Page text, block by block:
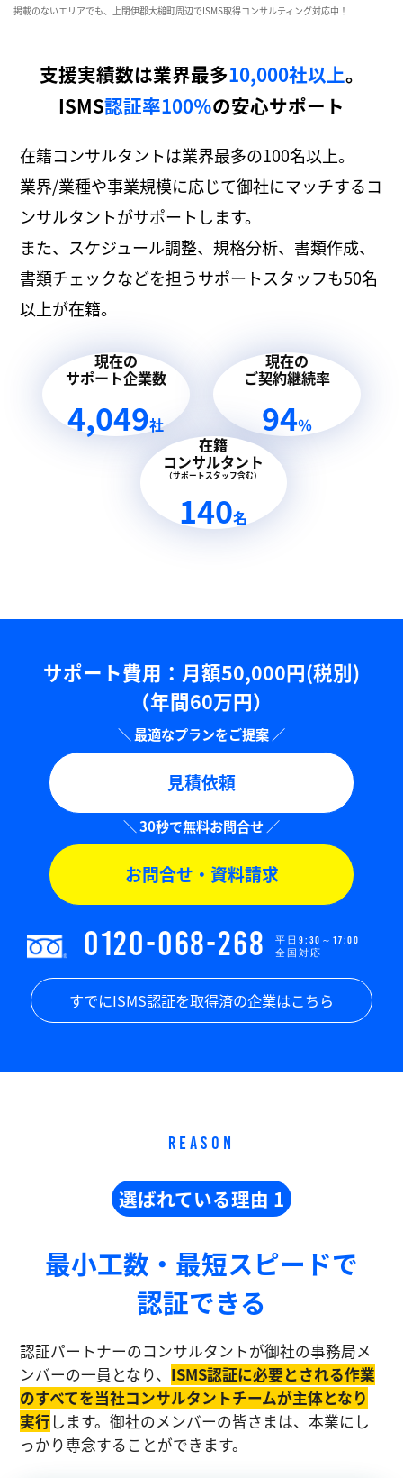
掲載のないエリアでも、上閉伊郡大槌町周辺でISMS取得コンサルティング対応中！
支援実績数は業界最多10,000社以上。
ISMS認証率100％の安心サポート
在籍コンサルタントは業界最多の100名以上。
業界/業種や事業規模に応じて御社にマッチするコ
ンサルタントがサポートします。
また、スケジュール調整、規格分析、書類作成、
書類チェックなどを担うサポートスタッフも50名
以上が在籍。
現在の
サポート企業数
4,049社
現在の
ご契約継続率
94％
在籍
コンサルタント
（サポートスタッフ含む）
140名
サポート費用：⽉額50,000円(税別)
（年間60万円）
見積依頼
お問合せ・資料請求
0120-068-268
平日9:30～17:00
全国対応
すでにISMS認証を取得済の企業はこちら
REASON
選ばれている理由 1
最小工数・最短スピードで
認証できる
認証パートナーのコンサルタントが御社の事務局メ
ンバーの一員となり、 ISMS認証に必要とされる作業
のすべてを当社コンサルタントチームが主体となり
実⾏ します。御社のメンバーの皆さまは、本業にし
っかり専念することができます。